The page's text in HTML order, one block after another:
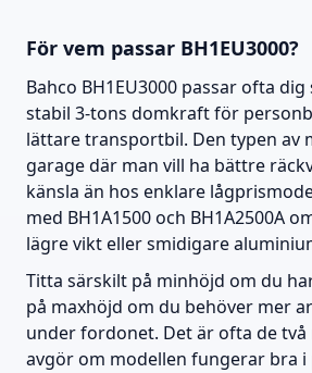
För vem passar BH1EU3000?
Bahco BH1EU3000 passar ofta
stabil 3-tons domkraft för
lättare transportbil. Den typen av
garage där man vill ha bättre
känsla än hos enklare
med BH1A1500 och BH1A2500A
lägre vikt eller smidigare
Titta särskilt på minhöjd om du
på maxhöjd om du behöver mer
under fordonet. Det är ofta de
avgör om modellen fungerar bra i